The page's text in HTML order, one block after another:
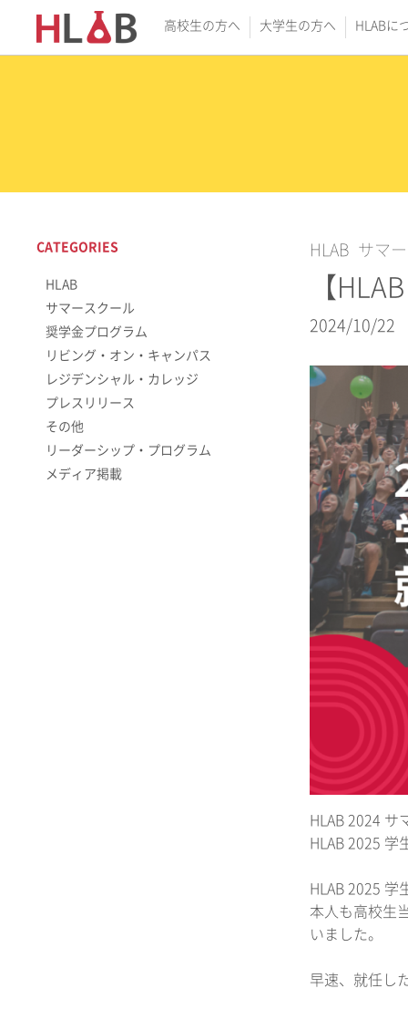
高校生の方へ 大学生の方へ HLABに
HLAB サマ
【
2024/10/22
HLAB 2024
HLAB 2025 学
HLAB 2025 学
本人も高校生
いました。
早速、就任し
CATEGORIES
HLAB
サマースクール
奨学金プログラム
リビング・オン・キャンパス
レジデンシャル・カレッジ
プレスリリース
その他
リーダーシップ・プログラム
メディア掲載